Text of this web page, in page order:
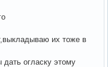
их тоже в
огласку этому